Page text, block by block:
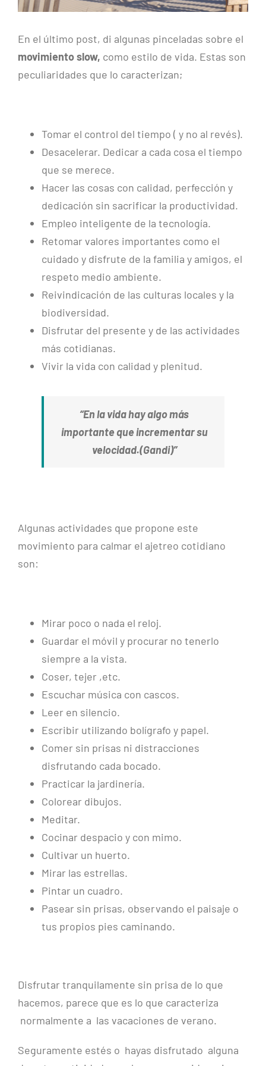
En el último post, di algunas pinceladas sobre el
movimiento slow, como estilo de vida. Estas son
peculiaridades que lo caracterizan;
Tomar el control del tiempo ( y no al revés).
Desacelerar. Dedicar a cada cosa el tiempo
que se merece.
Hacer las cosas con calidad, perfección y
dedicación sin sacrificar la productividad.
Empleo inteligente de la tecnología.
Retomar valores importantes como el
cuidado y disfrute de la familia y amigos, el
respeto medio ambiente.
Reivindicación de las culturas locales y la
biodiversidad.
Disfrutar del presente y de las actividades
más cotidianas.
Vivir la vida con calidad y plenitud.
“En la vida hay algo más
importante que incrementar su
velocidad.(Gandi)”
Algunas actividades que propone este
movimiento para calmar el ajetreo cotidiano
son:
Mirar poco o nada el reloj.
Guardar el móvil y procurar no tenerlo
siempre a la vista.
Coser, tejer ,etc.
Escuchar música con cascos.
Leer en silencio.
Escribir utilizando bolígrafo y papel.
Comer sin prisas ni distracciones
disfrutando cada bocado.
Practicar la jardinería.
Colorear dibujos.
Meditar.
Cocinar despacio y con mimo.
Cultivar un huerto.
Mirar las estrellas.
Pintar un cuadro.
Pasear sin prisas, observando el paisaje o
tus propios pies caminando.
Disfrutar tranquilamente sin prisa de lo que
hacemos, parece que es lo que caracteriza
normalmente a las vacaciones de verano.
Seguramente estés o hayas disfrutado alguna